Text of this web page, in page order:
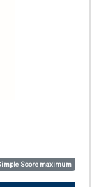
Score maximum